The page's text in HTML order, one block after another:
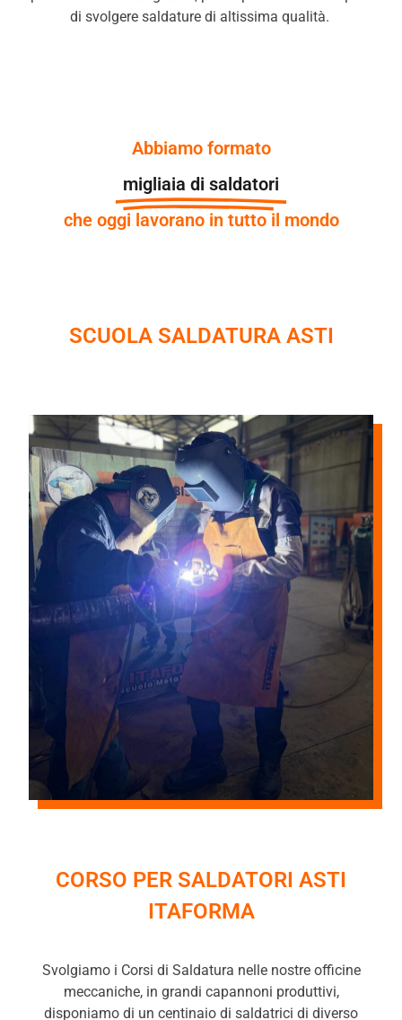
di svolgere saldature di altissima qualità.
Abbiamo formato
migliaia di saldatori
che oggi lavorano in tutto il mondo
SCUOLA SALDATURA ASTI
CORSO PER SALDATORI ASTI
ITAFORMA
Svolgiamo i Corsi di Saldatura nelle nostre officine
meccaniche, in grandi capannoni produttivi,
disponiamo di un centinaio di saldatrici di diverso